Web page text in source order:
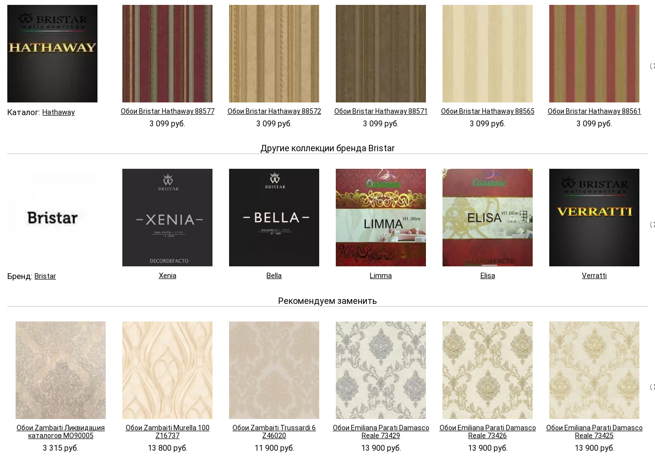
Каталог: Hathaway Обои Bristar Hathaway 88577
3 099 руб.
Обои Bristar Hathaway 88572
3 099 руб.
Обои Bristar Hathaway 88571
3 099 руб.
Обои Bristar Hathaway 88565
3 099 руб.
Обои Bristar Hathaway 88561
3 099 руб.
Другие коллекции бренда Bristar
Бренд: Bristar Xenia Bella Limma Elisa Verratti
Рекомендуем заменить
Обои Zambaiti Ликвидация
каталогов MO90005
3 315 руб.
Обои Zambaiti Murella 100
Z16737
13 800 руб.
Обои Zambaiti Trussardi 6
Z46020
11 900 руб.
Обои Emiliana Parati Damasco
Reale 73429
13 900 руб.
Обои Emiliana Parati Damasco
Reale 73426
13 900 руб.
Обои Emiliana Parati Damasco
Reale 73425
13 900 руб.